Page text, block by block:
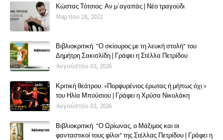
Κώστας Τότσιος: Αν μ΄αγαπάς | Νέο τραγούδι
Μαρτίου 18, 2022
Βιβλιοκριτική: "Ο σκίουρος με τη λευκή στολή" του
Δημήτρη Σακισλίδη | Γράφει η Στέλλα Πετρίδου
Αυγούστου 03, 2026
Κριτική θεάτρου: «Πορφυρένιος έρωτας ή μήπως όχι;»
του Ηλία Μπούσιου | Γράφει η Χρύσα Νικολάκη
Αυγούστου 03, 2026
Βιβλιοκριτική: "Ο Ωρίωνας, ο Μάξιμος και οι
φανταστικοί τους φίλοι" της Στέλλας Πετρίδου | Γράφει η